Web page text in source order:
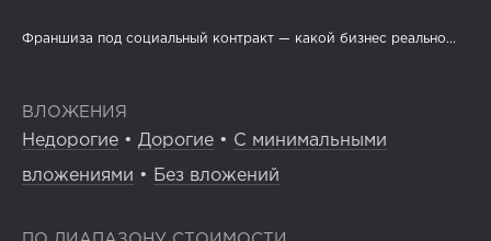
Франшиза под социальный контракт — какой бизнес реально...
ВЛОЖЕНИЯ
Недорогие • Дорогие • С минимальными
вложениями • Без вложений